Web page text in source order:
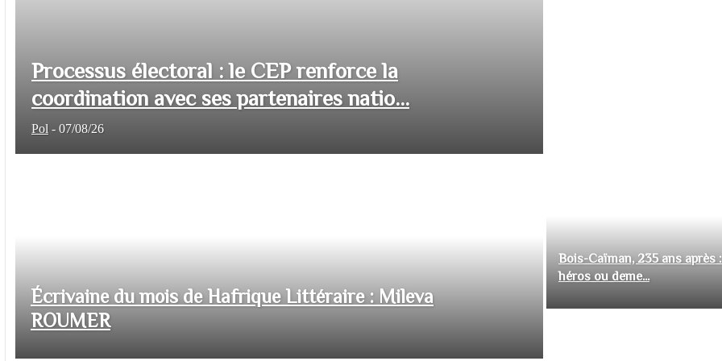
Processus électoral : le CEP renforce la
coordination avec ses partenaires natio...
Pol - 07/08/26
Écrivaine du mois de Hafrique Littéraire : Mileva
ROUMER
Bois-Caïman, 235 ans après
héros ou deme...